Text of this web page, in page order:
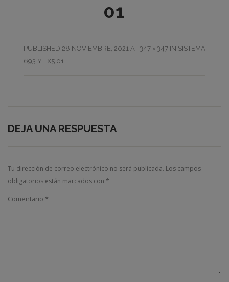
01
PUBLISHED 28 NOVIEMBRE, 2021 AT 347 × 347 IN SISTEMA
693 Y LX5 01.
DEJA UNA RESPUESTA
Tu dirección de correo electrónico no será publicada. Los campos
obligatorios están marcados con *
Comentario *